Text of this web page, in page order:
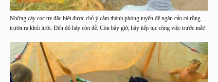
Những cây cọc tre đặc biệt được chủ ý cắm thành phòng tuyến để ngăn cản cá rồng
trườn ra khỏi lưới. Đến đó hãy còn dễ. Còn bây giờ, hãy tiếp tục công việc trước mắt!